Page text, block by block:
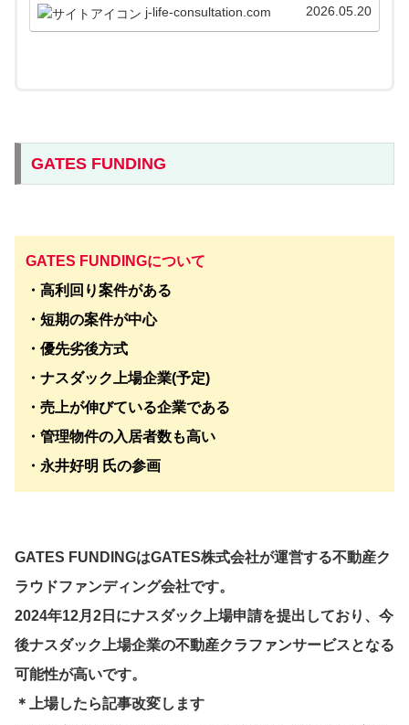
投資家目線で解説します。
j-life-consultation.com 2026.05.20
GATES FUNDING
GATES FUNDINGについて
・高利回り案件がある
・短期の案件が中心
・優先劣後方式
・ナスダック上場企業(予定)
・売上が伸びている企業である
・管理物件の入居者数も高い
・永井好明 氏の参画
GATES FUNDINGはGATES株式会社が運営する不動産ク
ラウドファンディング会社です。
2024年12月2日にナスダック上場申請を提出しており、今
後ナスダック上場企業の不動産クラファンサービスとなる
可能性が高いです。
＊上場したら記事改変します